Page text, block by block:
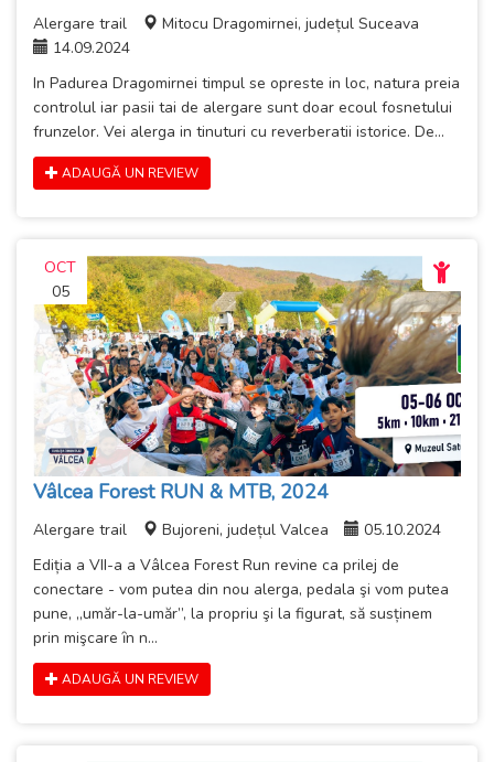
Alergare trail
Mitocu Dragomirnei, județul Suceava
14.09.2024
In Padurea Dragomirnei timpul se opreste in loc, natura preia
controlul iar pasii tai de alergare sunt doar ecoul fosnetului
frunzelor. Vei alerga in tinuturi cu reverberatii istorice. De...
ADAUGĂ UN REVIEW
OCT
05
Vâlcea Forest RUN & MTB, 2024
Alergare trail Bujoreni, județul Valcea
05.10.2024
Ediția a VII-a a Vâlcea Forest Run revine ca prilej de
conectare - vom putea din nou alerga, pedala şi vom putea
pune, „umăr-la-umăr”, la propriu şi la figurat, să susținem
prin mişcare ȋn n...
ADAUGĂ UN REVIEW